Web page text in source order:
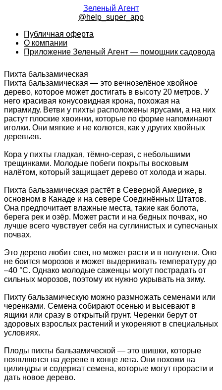
Зеленый Агент
@help_super_app
Публичная оферта
О компании
Приложение Зеленый Агент — помощник садовода
Пихта бальзамическая
Пихта бальзамическая — это вечнозелёное хвойное
дерево, которое может достигать в высоту 20 метров. У
него красивая конусовидная крона, похожая на
пирамиду. Ветви у пихты расположены ярусами, а на них
растут плоские хвоинки, которые по форме напоминают
иголки. Они мягкие и не колются, как у других хвойных
деревьев.
Кора у пихты гладкая, тёмно-серая, с небольшими
трещинками. Молодые побеги покрыты восковым
налётом, который защищает дерево от холода и жары.
Пихта бальзамическая растёт в Северной Америке, в
основном в Канаде и на севере Соединённых Штатов.
Она предпочитает влажные места, такие как болота,
берега рек и озёр. Может расти и на бедных почвах, но
лучше всего чувствует себя на суглинистых и супесчаных
почвах.
Это дерево любит свет, но может расти и в полутени. Оно
не боится морозов и может выдерживать температуру до
–40 °C. Однако молодые саженцы могут пострадать от
сильных морозов, поэтому их нужно укрывать на зиму.
Пихту бальзамическую можно размножать семенами или
черенками. Семена собирают осенью и высевают в
ящики или сразу в открытый грунт. Черенки берут от
здоровых взрослых растений и укореняют в специальных
условиях.
Плоды пихты бальзамической — это шишки, которые
появляются на дереве в конце лета. Они похожи на
цилиндры и содержат семена, которые могут прорасти и
дать новое дерево.